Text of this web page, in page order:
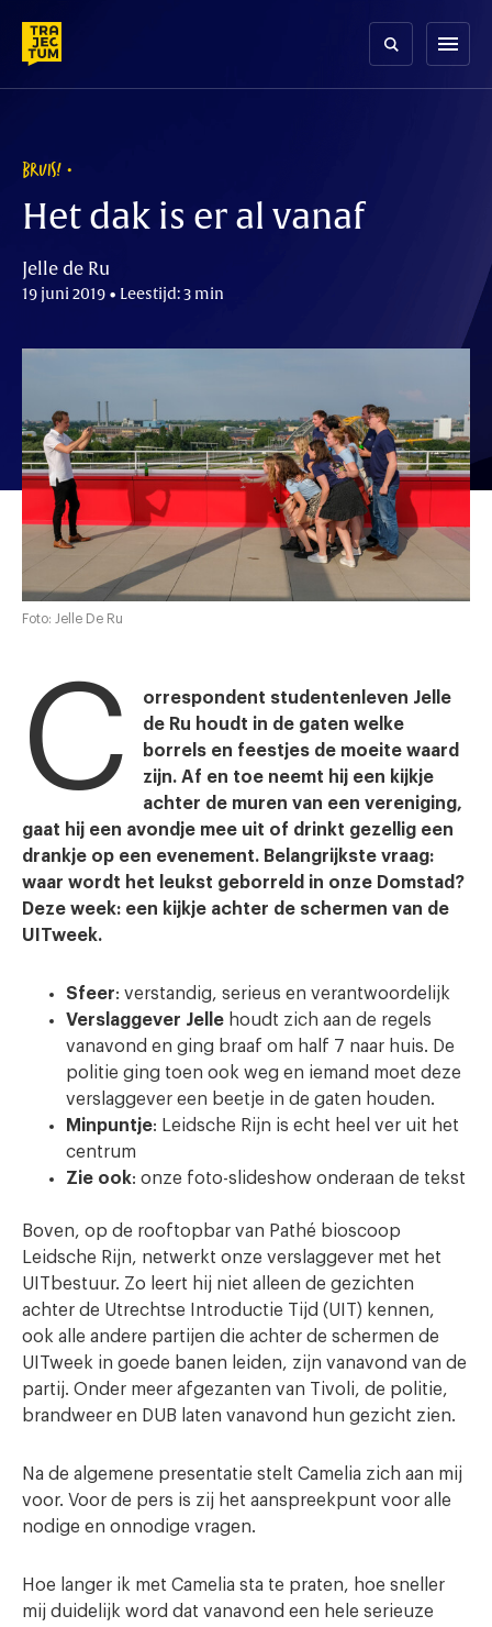
content
menu
BRUIS!
Het dak is er al vanaf
Jelle de Ru
19 juni 2019 • Leestijd: 3 min
Foto: Jelle De Ru
C
orrespondent studentenleven Jelle
de Ru houdt in de gaten welke
borrels en feestjes de moeite waard
zijn. Af en toe neemt hij een kijkje
achter de muren van een vereniging,
gaat hij een avondje mee uit of drinkt gezellig een
drankje op een evenement. Belangrijkste vraag:
waar wordt het leukst geborreld in onze Domstad?
Deze week: een kijkje achter de schermen van de
UITweek.
Sfeer: verstandig, serieus en verantwoordelijk
Verslaggever Jelle houdt zich aan de regels
vanavond en ging braaf om half 7 naar huis. De
politie ging toen ook weg en iemand moet deze
verslaggever een beetje in de gaten houden.
Minpuntje: Leidsche Rijn is echt heel ver uit het
centrum
Zie ook: onze foto-slideshow onderaan de tekst
Boven, op de rooftopbar van Pathé bioscoop
Leidsche Rijn, netwerkt onze verslaggever met het
UITbestuur. Zo leert hij niet alleen de gezichten
achter de Utrechtse Introductie Tijd (UIT) kennen,
ook alle andere partijen die achter de schermen de
UITweek in goede banen leiden, zijn vanavond van de
partij. Onder meer afgezanten van Tivoli, de politie,
brandweer en DUB laten vanavond hun gezicht zien.
Na de algemene presentatie stelt Camelia zich aan mij
voor. Voor de pers is zij het aanspreekpunt voor alle
nodige en onnodige vragen.
Hoe langer ik met Camelia sta te praten, hoe sneller
mij duidelijk word dat vanavond een hele serieuze